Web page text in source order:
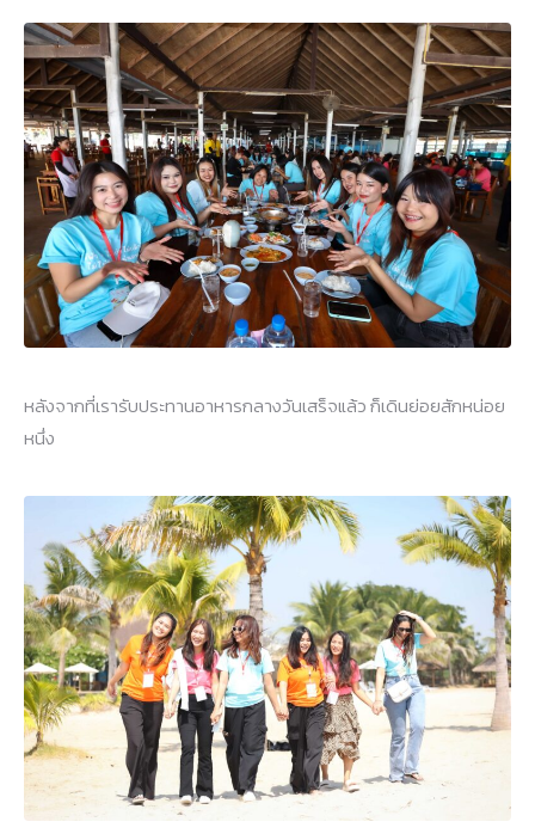
หลังจากที่เรารับประทานอาหารกลางวันเสร็จแล้ว ก็เดินย่อยสักหน่อย
หนึ่ง